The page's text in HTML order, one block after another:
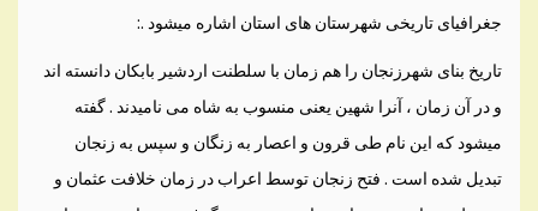
جغرافيای تاريخی شهرستان های استان اشاره ميشود .:
تاريخ بنای شهرزنجان را هم زمان با سلطنت اردشير بابکان دانسته اند
و در آن زمان ، آنرا شهين يعنی منسوب به شاه می ناميدند . گفته
ميشود که اين نام طی قرون و اعصار به زنگان و سپس به زنجان
تبديل شده است . فتح زنجان توسط اعراب در زمان خلافت عثمان و